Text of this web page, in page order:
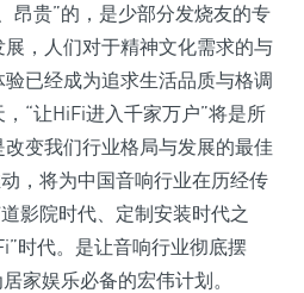
昂贵”的，是少部分发烧友的专
，人们对于精神文化需求的与
已经成为追求生活品质与格调
“让HiFi进入千家万户”将是所
变我们行业格局与发展的最佳
，将为中国音响行业在历经传
影院时代、定制安装时代之
时代。是让音响行业彻底摆
家娱乐必备的宏伟计划。